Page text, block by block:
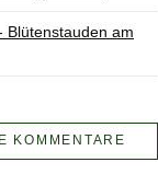
Blütenstauden am
KOMMENTARE